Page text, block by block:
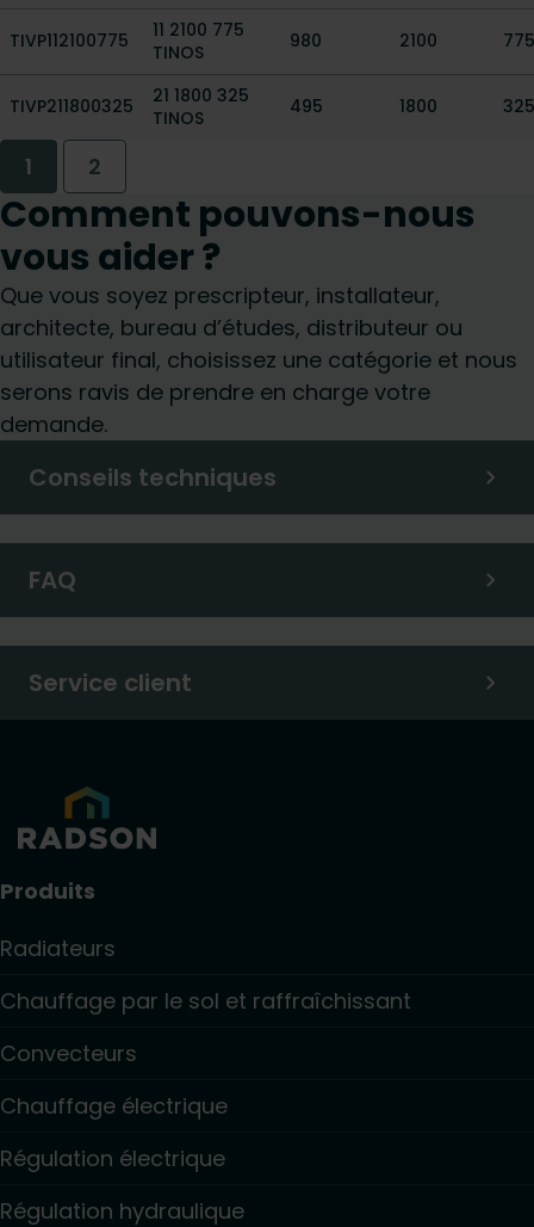
TIVP112100775
11 2100 775
TINOS
980 2100 775
TIVP211800325
21 1800 325
TINOS
495 1800 325
1 2
Comment pouvons-nous
vous aider ?
Que vous soyez prescripteur, installateur,
architecte, bureau d’études, distributeur ou
utilisateur final, choisissez une catégorie et nous
serons ravis de prendre en charge votre
demande.
Conseils techniques
FAQ
Service client
Produits
Radiateurs
Chauffage par le sol et raffraîchissant
Convecteurs
Chauffage électrique
Régulation électrique
Régulation hydraulique